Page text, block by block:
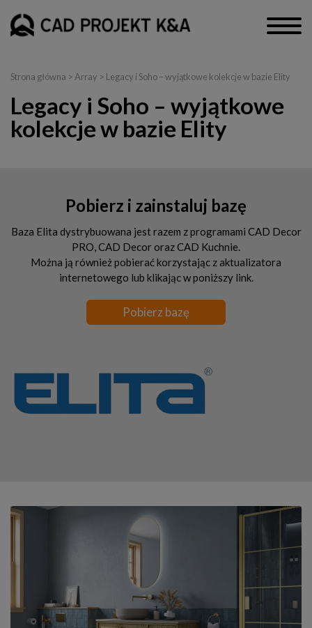
Strona główna > Array > Legacy i Soho – wyjątkowe kolekcje w bazie Elity
Legacy i Soho – wyjątkowe
kolekcje w bazie Elity
Pobierz i zainstaluj bazę
Baza Elita dystrybuowana jest razem z programami CAD Decor
PRO, CAD Decor oraz CAD Kuchnie.
Można ją również pobierać korzystając z aktualizatora
internetowego lub klikając w poniższy link.
Pobierz bazę